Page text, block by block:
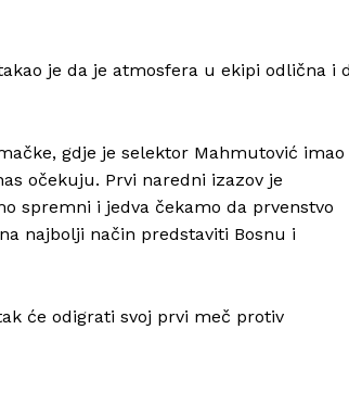
je da je atmosfera u ekipi odlična i
gdje je selektor Mahmutović imao
očekuju. Prvi naredni izazov je
spremni i jedva čekamo da prvenstvo
najbolji način predstaviti Bosnu i
će odigrati svoj prvi meč protiv